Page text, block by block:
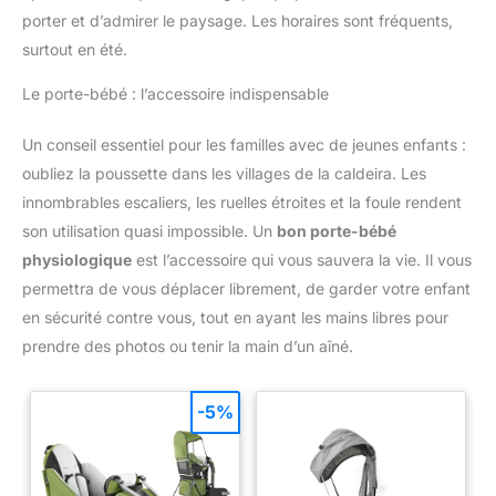
porter et d’admirer le paysage. Les horaires sont fréquents,
surtout en été.
Le porte-bébé : l’accessoire indispensable
Un conseil essentiel pour les familles avec de jeunes enfants :
oubliez la poussette dans les villages de la caldeira. Les
innombrables escaliers, les ruelles étroites et la foule rendent
son utilisation quasi impossible. Un bon porte-bébé
physiologique est l’accessoire qui vous sauvera la vie. Il vous
permettra de vous déplacer librement, de garder votre enfant
en sécurité contre vous, tout en ayant les mains libres pour
prendre des photos ou tenir la main d’un aîné.
-5%